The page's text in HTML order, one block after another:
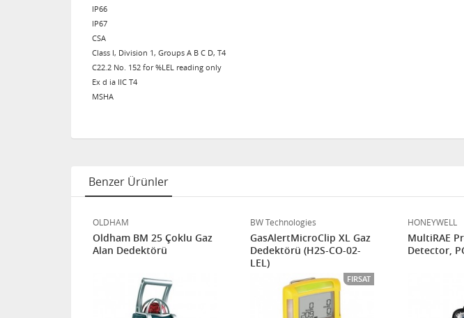
IP66
IP67
CSA
Class I, Division 1, Groups A B C D, T4
C22.2 No. 152 for %LEL reading only
Ex d ia IIC T4
MSHA
Benzer Ürünler
OLDHAM
Oldham BM 25 Çoklu Gaz
Alan Dedektörü
BW Technologies
GasAlertMicroClip XL Gaz
Dedektörü (H2S-CO-02-
LEL)
FIRSAT
HONEYWELL
MultiRAE
Detector,